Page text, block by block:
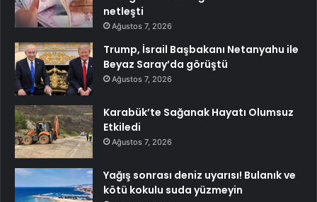
netleşti
Ağustos 7, 2026
Trump, İsrail Başbakanı Netanyahu ile
Beyaz Saray’da görüştü
Ağustos 7, 2026
Karabük’te Sağanak Hayatı Olumsuz
Etkiledi
Ağustos 7, 2026
Yağış sonrası deniz uyarısı! Bulanık ve
kötü kokulu suda yüzmeyin